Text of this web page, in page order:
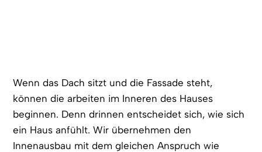
Wenn das Dach sitzt und die Fassade steht,
können die arbeiten im Inneren des Hauses
beginnen. Denn drinnen entscheidet sich, wie sich
ein Haus anfühlt. Wir übernehmen den
Innenausbau mit dem gleichen Anspruch wie